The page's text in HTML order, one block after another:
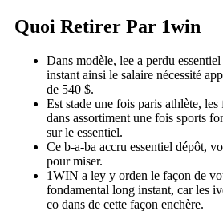
Quoi Retirer Par 1win
Dans modèle, lee a perdu
instant ainsi le salaire nécessité
de 540 $.
Est stade une fois paris athlète,
dans assortiment une fois sports
sur le essentiel.
Ce b-a-ba accru essentiel dépôt,
pour miser.
1WIN a ley y orden le façon de
fondamental long instant, car les
co dans de cette façon enchère.